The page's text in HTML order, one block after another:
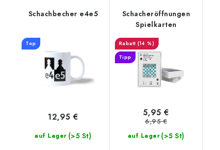
Schachbecher e4e5
Top
auf Lager (>5 St)
12,95 €
Schacheröffnungen
Spielkarten
(14 %)
Tipp
auf Lager (>5 St)
5,95 €
6,95 €